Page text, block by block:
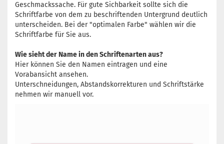
Geschmackssache. Für gute Sichbarkeit sollte sich die
Schriftfarbe von dem zu beschriftenden Untergrund deutlich
unterscheiden. Bei der "optimalen Farbe" wählen wir die
Schriftfarbe für Sie aus.
Wie sieht der Name in den Schriftenarten aus?
Hier können Sie den Namen eintragen und eine
Vorabansicht ansehen.
Unterschneidungen, Abstandskorrekturen und Schriftstärke
nehmen wir manuell vor.